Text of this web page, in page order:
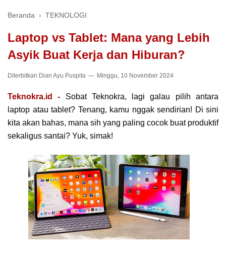
Beranda › TEKNOLOGI
Laptop vs Tablet: Mana yang Lebih
Asyik Buat Kerja dan Hiburan?
Diterbitkan Dian Ayu Puspita Minggu, 10 November 2024
Teknokra.id - Sobat Teknokra, lagi galau pilih antara
laptop atau tablet? Tenang, kamu nggak sendirian! Di sini
kita akan bahas, mana sih yang paling cocok buat produktif
sekaligus santai? Yuk, simak!